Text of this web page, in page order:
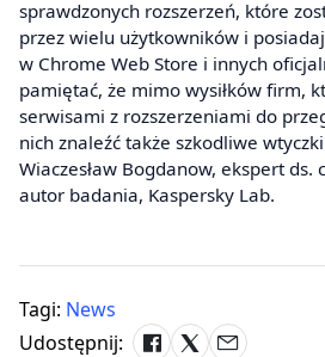
sprawdzonych rozszerzeń, które
przez wielu użytkowników i
w Chrome Web Store i innych
pamiętać, że mimo wysiłków firm,
serwisami z rozszerzeniami do
nich znaleźć także szkodliwe
Wiaczesław Bogdanow, ekspert ds.
autor badania, Kaspersky Lab.
Tagi: News
Udostępnij: